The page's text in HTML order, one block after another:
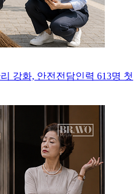
강화, 안전전담인력 613명 첫